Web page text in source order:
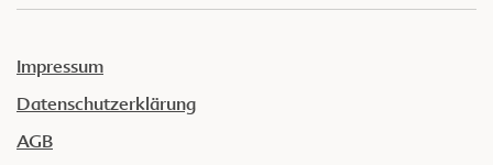
Impressum
Datenschutzerklärung
AGB